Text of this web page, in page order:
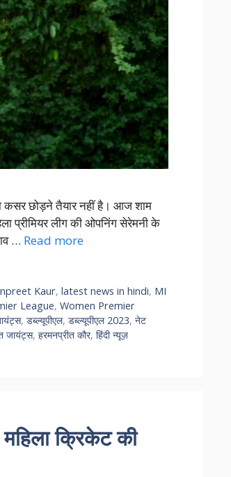
कसर छोड़ने तैयार नहीं है। आज शाम
प्रीमियर लीग की ओपनिंग सेरेमनी के
… Read more
Kaur,latest news in hindi, MI
League, Women Premier
, डब्ल्यूपीएल, डब्ल्यूपीएल 2023, नेट
जायंट्स, हरमनप्रीत कौर, हिंदी न्यूज़
क्रिकेट की